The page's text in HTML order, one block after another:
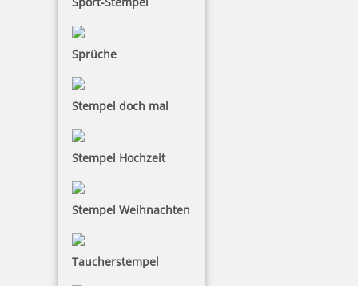
Sprüche
Stempel doch mal
Stempel Hochzeit
Stempel Weihnachten
Taucherstempel